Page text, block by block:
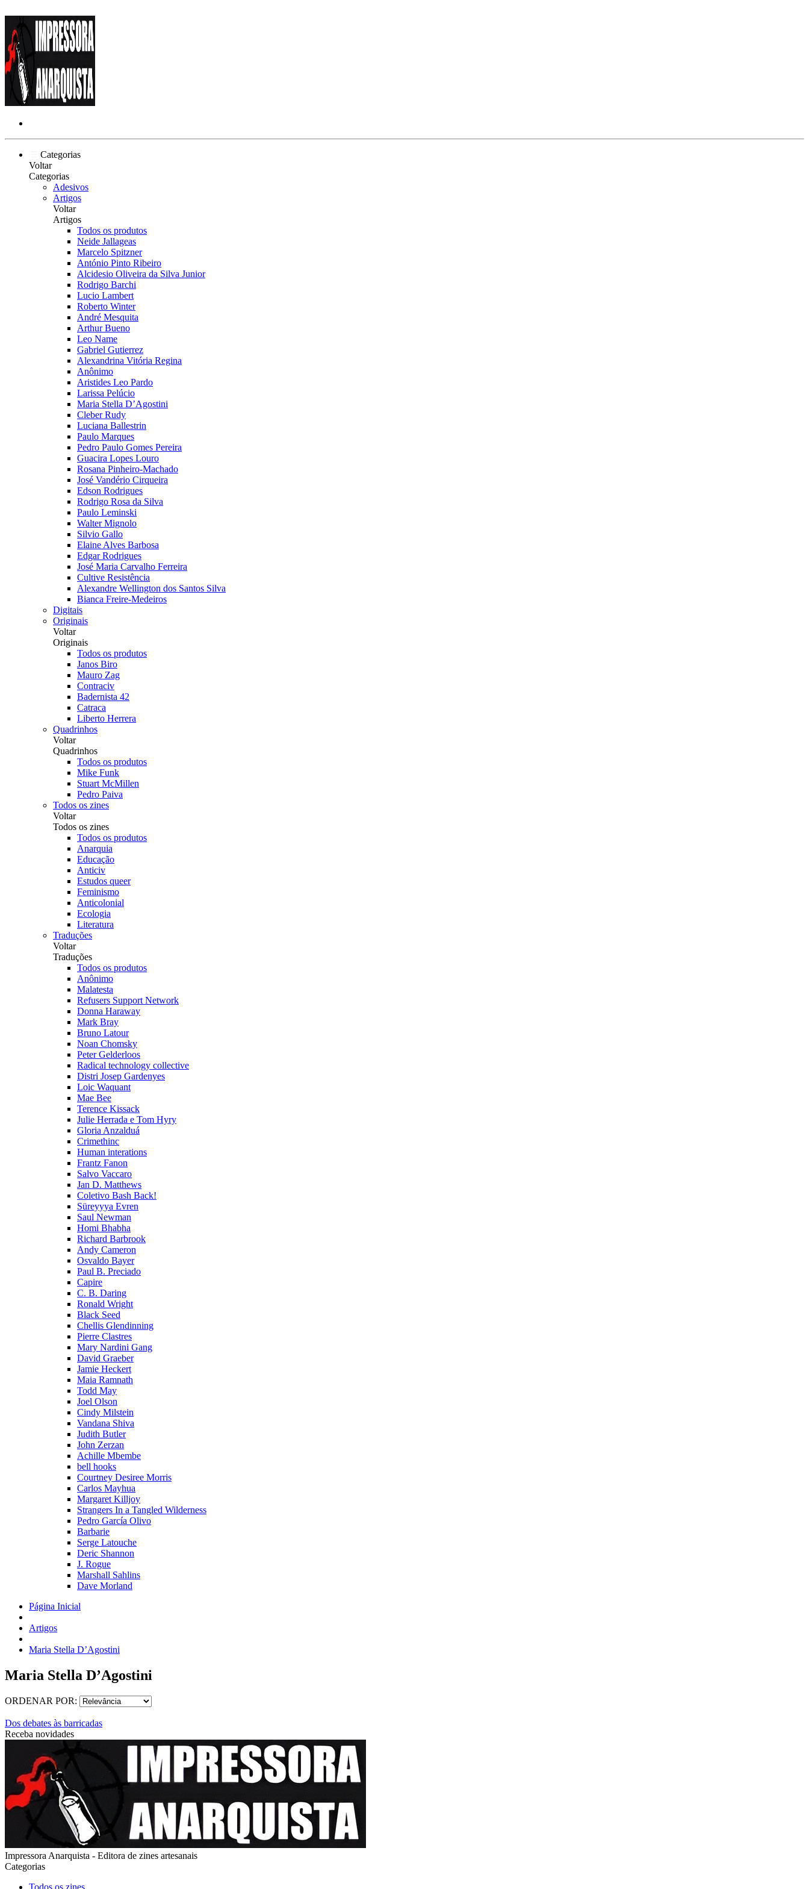
Categorias
Voltar
Categorias
Adesivos
Artigos
Voltar
Artigos
Todos os produtos
Neide Jallageas
Marcelo Spitzner
António Pinto Ribeiro
Alcidesio Oliveira da Silva Junior
Rodrigo Barchi
Lucio Lambert
Roberto Winter
André Mesquita
Arthur Bueno
Leo Name
Gabriel Gutierrez
Alexandrina Vitória Regina
Anônimo
Aristides Leo Pardo
Larissa Pelúcio
Maria Stella D’Agostini
Cleber Rudy
Luciana Ballestrin
Paulo Marques
Pedro Paulo Gomes Pereira
Guacira Lopes Louro
Rosana Pinheiro-Machado
José Vandério Cirqueira
Edson Rodrigues
Rodrigo Rosa da Silva
Paulo Leminski
Walter Mignolo
Silvio Gallo
Elaine Alves Barbosa
Edgar Rodrigues
José Maria Carvalho Ferreira
Cultive Resistência
Alexandre Wellington dos Santos Silva
Bianca Freire-Medeiros
Digitais
Originais
Voltar
Originais
Todos os produtos
Janos Biro
Mauro Zag
Contraciv
Badernista 42
Catraca
Liberto Herrera
Quadrinhos
Voltar
Quadrinhos
Todos os produtos
Mike Funk
Stuart McMillen
Pedro Paiva
Todos os zines
Voltar
Todos os zines
Todos os produtos
Anarquia
Educação
Anticiv
Estudos queer
Feminismo
Anticolonial
Ecologia
Literatura
Traduções
Voltar
Traduções
Todos os produtos
Anônimo
Malatesta
Refusers Support Network
Donna Haraway
Mark Bray
Bruno Latour
Noan Chomsky
Peter Gelderloos
Radical technology collective
Distri Josep Gardenyes
Loic Waquant
Mae Bee
Terence Kissack
Julie Herrada e Tom Hyry
Gloria Anzalduá
Crimethinc
Human interations
Frantz Fanon
Salvo Vaccaro
Jan D. Matthews
Coletivo Bash Back!
Süreyyya Evren
Saul Newman
Homi Bhabha
Richard Barbrook
Andy Cameron
Osvaldo Bayer
Paul B. Preciado
Capire
C. B. Daring
Ronald Wright
Black Seed
Chellis Glendinning
Pierre Clastres
Mary Nardini Gang
David Graeber
Jamie Heckert
Maia Ramnath
Todd May
Joel Olson
Cindy Milstein
Vandana Shiva
Judith Butler
John Zerzan
Achille Mbembe
bell hooks
Courtney Desiree Morris
Carlos Mayhua
Margaret Killjoy
Strangers In a Tangled Wilderness
Pedro García Olivo
Barbarie
Serge Latouche
Deric Shannon
J. Rogue
Marshall Sahlins
Dave Morland
Página Inicial
Artigos
Maria Stella D’Agostini
Maria Stella D’Agostini
ORDENAR POR:
Dos debates às barricadas
Receba novidades
Impressora Anarquista - Editora de zines artesanais
Categorias
Todos os zines